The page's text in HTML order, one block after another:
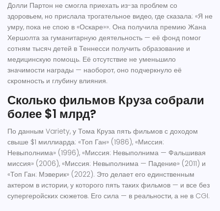
Долли Партон не смогла приехать из-за проблем со
здоровьем, но прислала трогательное видео, где сказала: «Я не
умру, пока не спою в «Оскаре»». Она получила премию Жана
Хершолта за гуманитарную деятельность — её фонд помог
сотням тысяч детей в Теннесси получить образование и
медицинскую помощь. Её отсутствие не уменьшило
значимости награды — наоборот, оно подчеркнуло её
скромность и глубину влияния.
Сколько фильмов Круза собрали
более $1 млрд?
По данным Variety, у Тома Круза пять фильмов с доходом
свыше $1 миллиарда: «Топ Ган» (1986), «Миссия:
Невыполнима» (1996), «Миссия: Невыполнима — Фальшивая
миссия» (2006), «Миссия: Невыполнима — Падение» (2011) и
«Топ Ган: Мэверик» (2022). Это делает его единственным
актером в истории, у которого пять таких фильмов — и все без
супергеройских сюжетов. Его сила — в реальности, а не в CGI.